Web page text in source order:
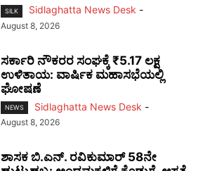
SILK Sidlaghatta News Desk -
August 8, 2026
ಸರ್ಕಾರಿ ನೌಕರರ ಸಂಘಕ್ಕೆ ₹5.17 ಲಕ್ಷ
ಉಳಿತಾಯ: ವಾರ್ಷಿಕ ಮಹಾಸಭೆಯಲ್ಲಿ
ಘೋಷಣೆ
NEWS Sidlaghatta News Desk -
August 8, 2026
ಶಾಸಕ ಬಿ.ಎನ್. ರವಿಕುಮಾರ್ 58ನೇ